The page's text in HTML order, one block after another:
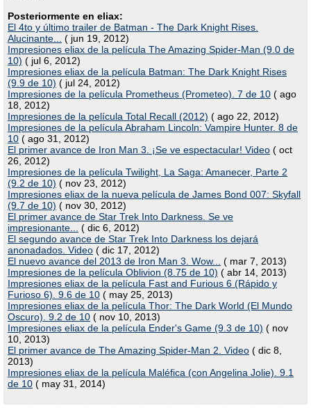
Posteriormente en eliax:
El 4to y último trailer de Batman - The Dark Knight Rises.
Alucinante...
( jun 19, 2012)
Impresiones eliax de la película The Amazing Spider-Man (9.0 de
10) ( jul 6, 2012)
Impresiones eliax de la película Batman: The Dark Knight Rises
(9.9 de 10) ( jul 24, 2012)
Impresiones de la película Prometheus (Prometeo). 7 de 10 ( ago
18, 2012)
Impresiones de la película Total Recall (2012) ( ago 22, 2012)
Impresiones de la película Abraham Lincoln: Vampire Hunter. 8 de
10 ( ago 31, 2012)
El primer avance de Iron Man 3. ¡Se ve espectacular! Video ( oct
26, 2012)
Impresiones de la película Twilight, La Saga: Amanecer, Parte 2
(9.2 de 10) ( nov 23, 2012)
Impresiones eliax de la nueva película de James Bond 007: Skyfall
(9.7 de 10) ( nov 30, 2012)
El primer avance de Star Trek Into Darkness. Se ve
impresionante...
( dic 6, 2012)
El segundo avance de Star Trek Into Darkness los dejará
anonadados. Video ( dic 17, 2012)
El nuevo avance del 2013 de Iron Man 3. Wow...
( mar 7, 2013)
Impresiones de la película Oblivion (8.75 de 10) ( abr 14, 2013)
Impresiones eliax de la película Fast and Furious 6 (Rápido y
Furioso 6). 9.6 de 10 ( may 25, 2013)
Impresiones eliax de la película Thor: The Dark World (El Mundo
Oscuro). 9.2 de 10 ( nov 10, 2013)
Impresiones eliax de la película Ender's Game (9.3 de 10) ( nov
10, 2013)
El primer avance de The Amazing Spider-Man 2. Video ( dic 8,
2013)
Impresiones eliax de la película Maléfica (con Angelina Jolie). 9.1
de 10 ( may 31, 2014)